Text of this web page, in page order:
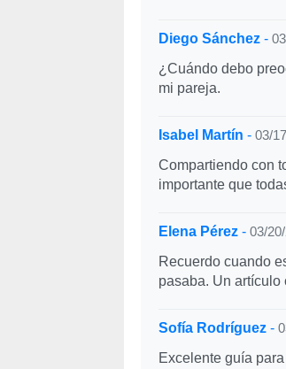
Diego Sánchez-
¿Cuándo debo
mi pareja.
Isabel Martín - 03/
Compartiendo con
importante que
Elena Pérez- 03/
Recuerdo cuando
pasaba. Un artículo
Sofía Rodríguez-
Excelente guía